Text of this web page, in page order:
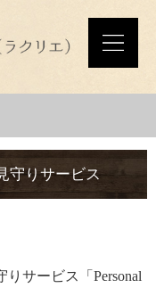
守りサービス
りサービス「 Personal